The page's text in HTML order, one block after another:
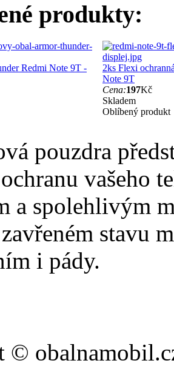
produkty:
Redmi Note 9T -
2ks Flexi
Note 9T
Cena:197Kč
Skladem
Oblíbený produkt
pouzdra
vašeho
a spolehlivým
stavu
i pády.
©